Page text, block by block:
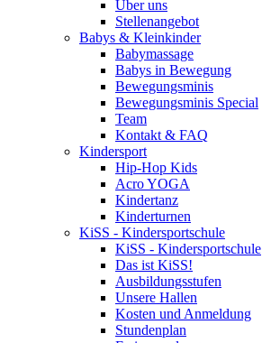
Über uns
Stellenangebot
Babys & Kleinkinder
Babymassage
Babys in Bewegung
Bewegungsminis
Bewegungsminis Special
Team
Kontakt & FAQ
Kindersport
Hip-Hop Kids
Acro YOGA
Kindertanz
Kinderturnen
KiSS - Kindersportschule
KiSS - Kindersportschule
Das ist KiSS!
Ausbildungsstufen
Unsere Hallen
Kosten und Anmeldung
Stundenplan